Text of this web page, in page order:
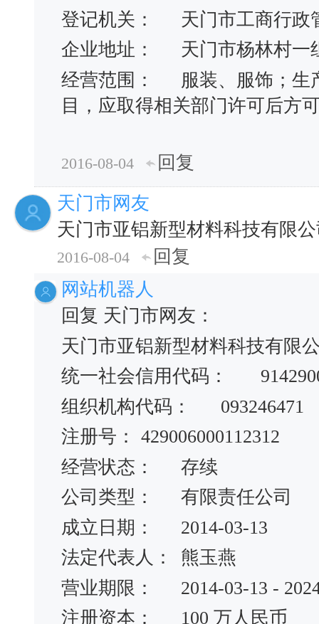
登记机关：
天门市工商行政
企业地址：
天门市杨林村一
经营范围：
服装、服饰；生
目，应取得相关部门许可后方
2016-08-04
回复
天门市网友
天门市亚铝新型材料科技有限
2016-08-04
回复
网站机器人
回复 天门市网友：
天门市亚铝新型材料科技有限
统一社会信用代码：
组织机构代码：
093246471
注册号：
429006000112312
经营状态：
存续
公司类型：
有限责任公司
成立日期：
2014-03-13
法定代表人：
熊玉燕
营业期限：
2014-03-13 -
注册资本：
100 万人民币